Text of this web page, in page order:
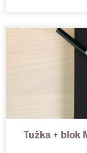
Tužka + blok